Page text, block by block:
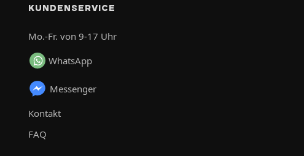
KUNDENSERVICE
Mo.-Fr. von 9-17 Uhr
WhatsApp
Messenger
Kontakt
FAQ